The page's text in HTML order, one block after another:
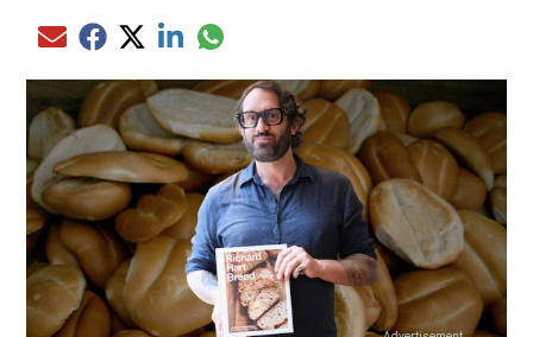
Compartir el artículo actual mediante Email
Compartir el artículo actual mediante Facebook
Compartir el artículo actual mediante Twitter
Compartir el artículo actual mediante LinkedIn
Compartir el artículo actual mediante